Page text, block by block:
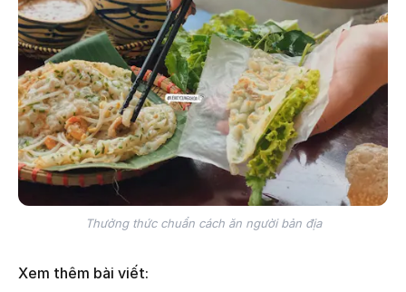
Thưởng thức chuẩn cách ăn người bản địa
Xem thêm bài viết: